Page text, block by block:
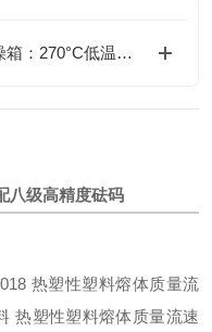
EYELA東京理化420W自然对流干燥箱：270°C低温防爆型，标配实验室安全之选“
八级高精度砝码
18 热塑性塑料熔体质量流
热塑性塑料熔体质量流速